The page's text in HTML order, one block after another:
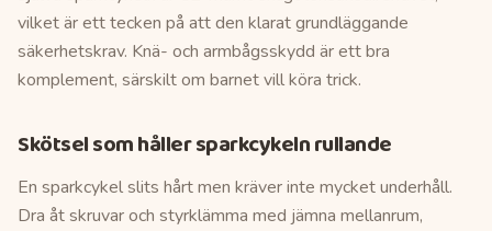
vilket är ett tecken på att den klarat grundläggande
säkerhetskrav. Knä- och armbågsskydd är ett bra
komplement, särskilt om barnet vill köra trick.
Skötsel som håller sparkcykeln rullande
En sparkcykel slits hårt men kräver inte mycket underhåll.
Dra åt skruvar och styrklämma med jämna mellanrum,